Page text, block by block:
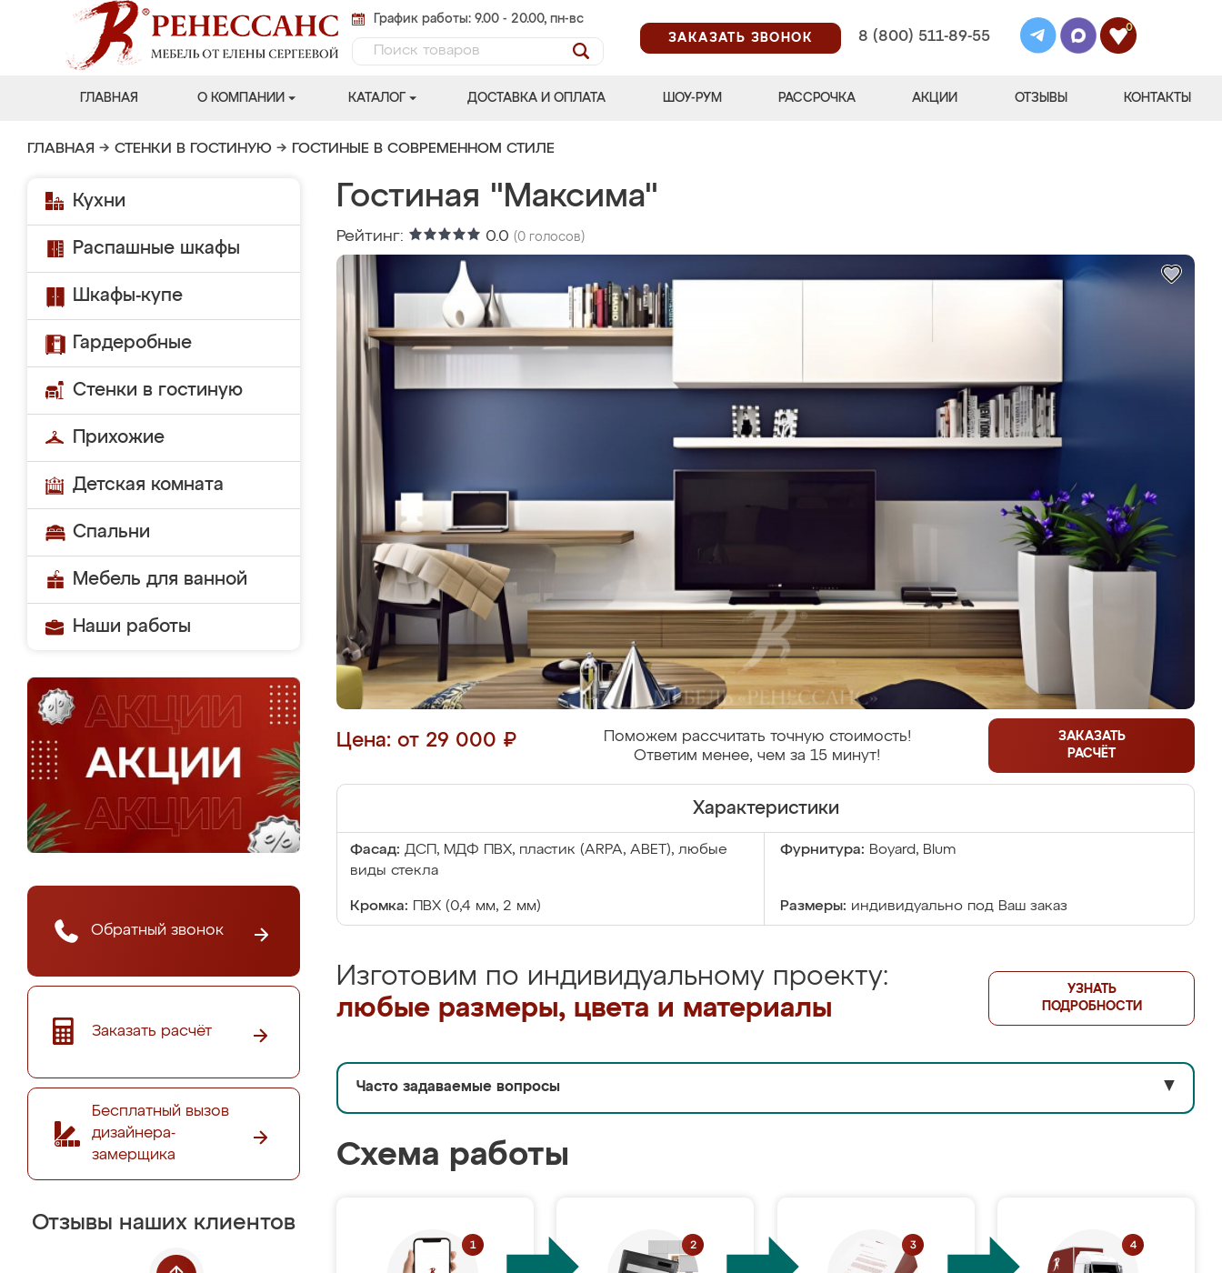
График работы: 9.00 - 20.00, пн-вс
ЗАКАЗАТЬ ЗВОНОК
8 (800) 511-89-55
0
ГЛАВНАЯ О КОМПАНИИ КАТАЛОГ ДОСТАВКА И ОПЛАТА ШОУ-РУМ РАССРОЧКА АКЦИИ ОТЗЫВЫ КОНТАКТЫ
ГЛАВНАЯ → СТЕНКИ В ГОСТИНУЮ → ГОСТИНЫЕ В СОВРЕМЕННОМ СТИЛЕ
Кухни
Распашные шкафы
Шкафы-купе
Гардеробные
Стенки в гостиную
Прихожие
Детская комната
Спальни
Мебель для ванной
Наши работы
Обратный звонок
Заказать расчёт
Бесплатный вызов
дизайнера-
замерщика
Отзывы наших клиентов
Гостиная "Максима"
Рейтинг: 0.0 (0 голосов)
Цена: от 29 000 ₽
Поможем рассчитать точную стоимость!
Ответим менее, чем за 15 минут!
ЗАКАЗАТЬ
РАСЧЁТ
Характеристики
Фасад: ДСП, МДФ ПВХ, пластик (ARPA, ABET), любые
виды стекла
Фурнитура: Boyard, Blum
Кромка: ПВХ (0,4 мм, 2 мм) Размеры: индивидуально под Ваш заказ
Изготовим по индивидуальному проекту:
любые размеры, цвета и материалы
УЗНАТЬ
ПОДРОБНОСТИ
Часто задаваемые вопросы ▼
Схема работы